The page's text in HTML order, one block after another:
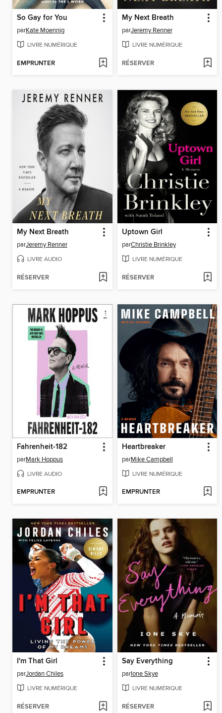
So Gay for You
parKate Moennig
LIVRE NUMÉRIQUE
EMPRUNTER
My Next Breath
parJeremy Renner
LIVRE NUMÉRIQUE
RÉSERVER
My Next Breath
parJeremy Renner
LIVRE AUDIO
RÉSERVER
Uptown Girl
parChristie Brinkley
LIVRE NUMÉRIQUE
RÉSERVER
Fahrenheit-182
parMark Hoppus
LIVRE AUDIO
EMPRUNTER
Heartbreaker
parMike Campbell
LIVRE NUMÉRIQUE
EMPRUNTER
I'm That Girl
parJordan Chiles
LIVRE NUMÉRIQUE
RÉSERVER
Say Everything
parIone Skye
LIVRE NUMÉRIQUE
RÉSERVER